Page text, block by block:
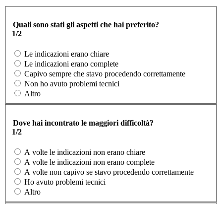
Quali sono stati gli aspetti che hai preferito?
1/2
Le indicazioni erano chiare
Le indicazioni erano complete
Capivo sempre che stavo procedendo correttamente
Non ho avuto problemi tecnici
Altro
Dove hai incontrato le maggiori difficoltà?
1/2
A volte le indicazioni non erano chiare
A volte le indicazioni non erano complete
A volte non capivo se stavo procedendo correttamente
Ho avuto problemi tecnici
Altro